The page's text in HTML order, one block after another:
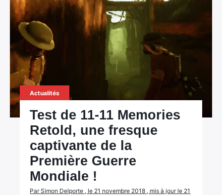
Actualités
Test de 11-11 Memories
Retold, une fresque
captivante de la
Première Guerre
Mondiale !
Par Simon Delporte , le 21 novembre 2018 , mis à jour le 21